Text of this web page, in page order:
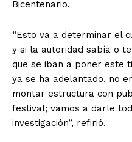
Bicentenario.
“Esto va a determinar el
y si la autoridad sabía o
que se iban a poner este
ya se ha adelantado, no
montar estructura con
festival; vamos a darle
investigación”, refirió.